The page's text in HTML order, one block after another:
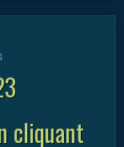
cliquant